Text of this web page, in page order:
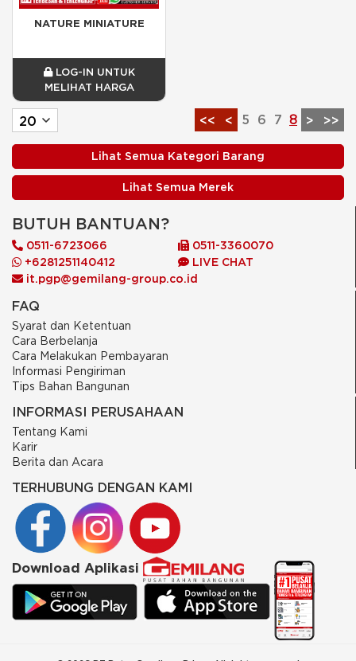
NATURE MINIATURE
LOG-IN UNTUK
MELIHAT HARGA
<< < 5 6 7 8 > >>
Lihat Semua Kategori Barang
Lihat Semua Merek
BUTUH BANTUAN?
0511-6723066
0511-3360070
+6281251140412
LIVE CHAT
it.pgp@gemilang-group.co.id
FAQ
Syarat dan Ketentuan
Cara Berbelanja
Cara Melakukan Pembayaran
Informasi Pengiriman
Tips Bahan Bangunan
INFORMASI PERUSAHAAN
Tentang Kami
Karir
Berita dan Acara
TERHUBUNG DENGAN KAMI
Download Aplikasi